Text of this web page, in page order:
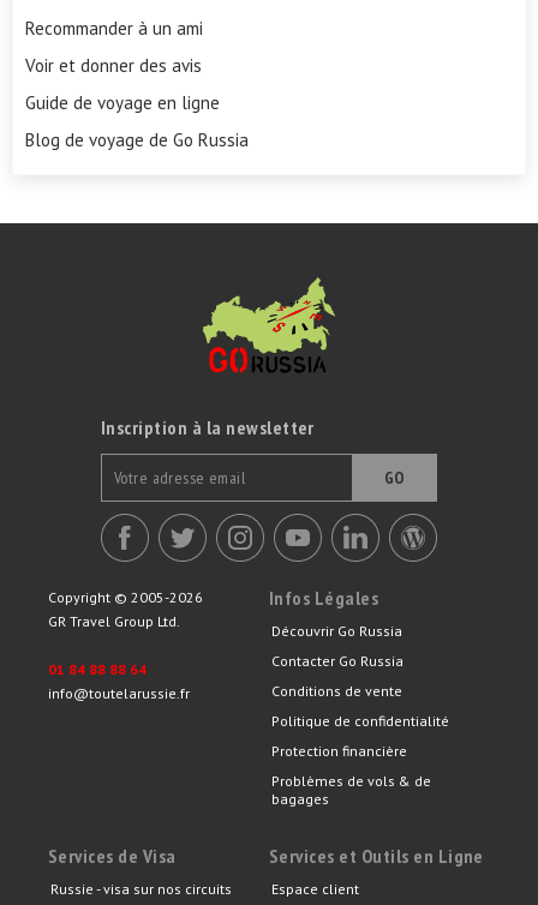
Recommander à un ami
Voir et donner des avis
Guide de voyage en ligne
Blog de voyage de Go Russia
Inscription à la newsletter
GO
Copyright © 2005-2026
GR Travel Group Ltd.
01 84 88 88 64
info@toutelarussie.fr
Infos Légales
Découvrir Go Russia
Contacter Go Russia
Conditions de vente
Politique de confidentialité
Protection financière
Problèmes de vols & de
bagages
Services de Visa
Russie - visa sur nos circuits
Services et Outils en Ligne
Espace client